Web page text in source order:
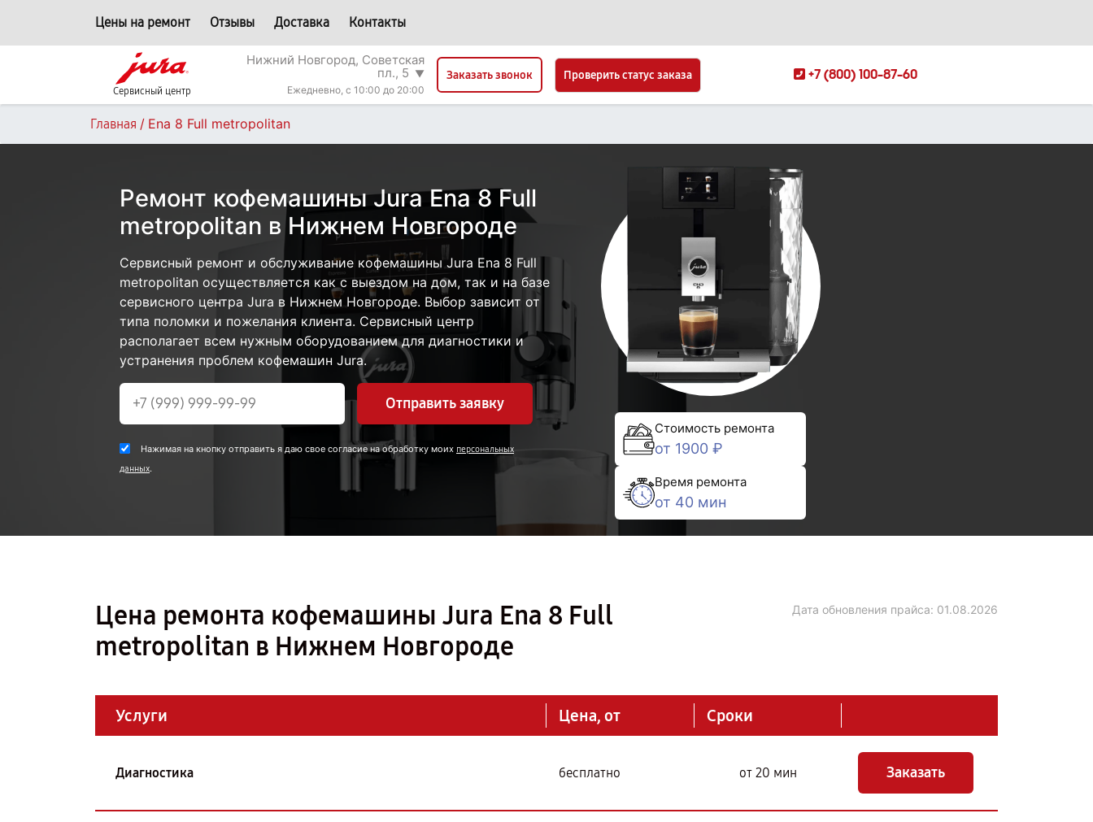
Цены на ремонт Отзывы Доставка Контакты
Сервисный центр
Нижний Новгород, Советская
пл., 5 ▼
Ежедневно, с 10:00 до 20:00
Заказать звонок Проверить статус заказа +7 (800) 100-87-60
Главная / Ena 8 Full metropolitan
Ремонт кофемашины Jura Ena 8 Full
metropolitan в Нижнем Новгороде
Сервисный ремонт и обслуживание кофемашины Jura Ena 8 Full
metropolitan осуществляется как с выездом на дом, так и на базе
сервисного центра Jura в Нижнем Новгороде. Выбор зависит от
типа поломки и пожелания клиента. Сервисный центр
располагает всем нужным оборудованием для диагностики и
устранения проблем кофемашин Jura.
Отправить заявку
Нажимая на кнопку отправить я даю свое согласие на обработку моих персональных
данных.
Стоимость ремонта
от 1900 ₽
Время ремонта
от 40 мин
Цена ремонта кофемашины Jura Ena 8 Full
metropolitan в Нижнем Новгороде
Дата обновления прайса: 01.08.2026
Услуги Цена, от Сроки
Диагностика бесплатно от 20 мин Заказать